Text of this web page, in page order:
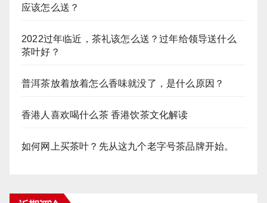
应该怎么送？
2022过年临近，茶礼该怎么送？过年给领导送什么
茶叶好？
普洱茶放着放着怎么香味就没了，是什么原因？
香港人喜欢喝什么茶 香港饮茶文化解读
如何网上买茶叶？先从这九个老字号茶品牌开始。